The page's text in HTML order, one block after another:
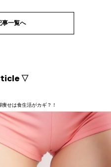
事一覧へ
▽
せは食生活がカギ？！